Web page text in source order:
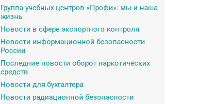
Группа учебных центров «Профи»: мы и наша
жизнь
Новости в сфере экспортного контроля
Новости информационной безопасности
России
Последние новости оборот наркотических
средств
Новости для бухгалтера
Новости радиационной безопасности